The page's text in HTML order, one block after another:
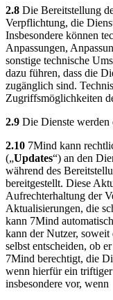
2.8 Die Bereitstellung
Verpflichtung, die
Insbesondere können
Anpassungen,
sonstige technische
dazu führen, dass die
zugänglich sind.
Zugriffsmöglichkeiten
2.9 Die Dienste werden
2.10 7Mind kann
(„Updates“) an den
während des
bereitgestellt. Diese
Aufrechterhaltung der
Aktualisierungen, die
kann 7Mind
kann der Nutzer,
selbst entscheiden, ob
7Mind berechtigt, die
wenn hierfür ein
insbesondere vor, wenn